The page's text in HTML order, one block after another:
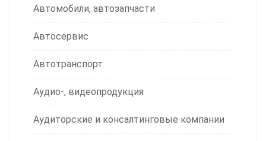
Автомобили, автозапчасти
Автосервис
Автотранспорт
Аудио-, видеопродукция
Аудиторские и консалтинговые компании